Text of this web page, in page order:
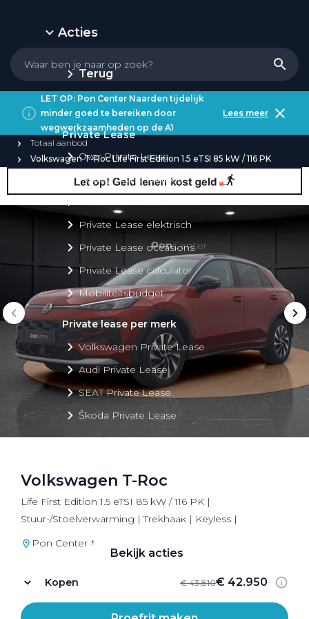
Acties
Terug
Private Lease
Over Private Lease
Private Lease aanbod
Private Lease elektrisch
Private Lease occasions
Private Lease calculator
Mobiliteitsbudget
Private lease per merk
Volkswagen Private Lease
Audi Private Lease
SEAT Private Lease
Škoda Private Lease
Bekijk alle aanbiedingen
Bekijk acties
LET OP: Pon Center Naarden tijdelijk
minder goed te bereiken door
wegwerkzaamheden op de A1
Lees meer
Totaal aanbod
Volkswagen T-Roc Life First Edition 1.5 eTSI 85 kW / 116 PK
Volkswagen T-Roc
Life First Edition 1.5 eTSI 85 kW / 116 PK |
Stuur-/Stoelverwarming | Trekhaak | Keyless |
Pon Center Nijkerk
Kopen € 43.810€ 42.950